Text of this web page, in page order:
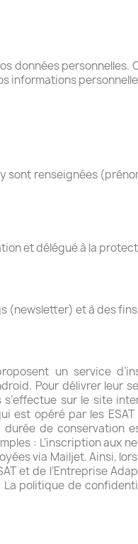
données
informations
renseignées
et délégué à la
(newsletter) et à des
un service
Pour délivrer leur
sur le site
opéré par les
de conservation
: L’inscription aux
via Mailjet. Ainsi,
et de l’Entreprise
politique de